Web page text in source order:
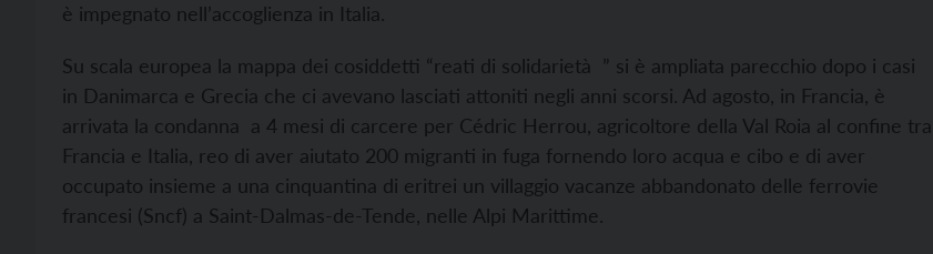
è impegnato nell’accoglienza in Italia.
Su scala europea la mappa dei cosiddetti “reati di solidarietà ” si è ampliata parecchio dopo i casi
in Danimarca e Grecia che ci avevano lasciati attoniti negli anni scorsi. Ad agosto, in Francia, è
arrivata la condanna a 4 mesi di carcere per Cédric Herrou, agricoltore della Val Roia al confine tra
Francia e Italia, reo di aver aiutato 200 migranti in fuga fornendo loro acqua e cibo e di aver
occupato insieme a una cinquantina di eritrei un villaggio vacanze abbandonato delle ferrovie
francesi (Sncf) a Saint-Dalmas-de-Tende, nelle Alpi Marittime.